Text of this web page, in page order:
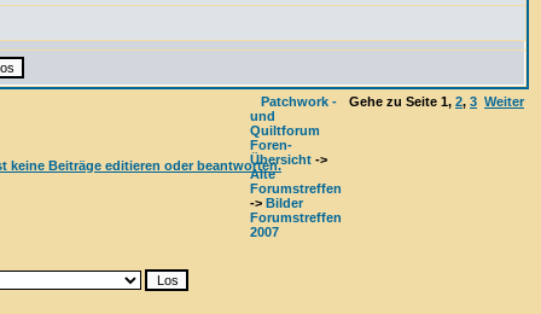
Patchwork -
und
Quiltforum
Foren-
Übersicht ->
Alte
Forumstreffen
-> Bilder
Forumstreffen
2007
Gehe zu Seite 1, 2, 3 Weiter